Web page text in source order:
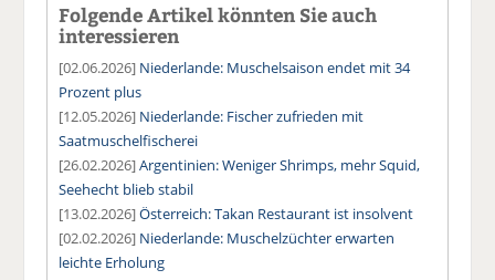
Folgende Artikel könnten Sie auch
interessieren
[02.06.2026] Niederlande: Muschelsaison endet mit 34
Prozent plus
[12.05.2026] Niederlande: Fischer zufrieden mit
Saatmuschelfischerei
[26.02.2026]Argentinien: Weniger Shrimps, mehr Squid,
Seehecht blieb stabil
[13.02.2026]Österreich: Takan Restaurant ist insolvent
[02.02.2026] Niederlande: Muschelzüchter erwarten
leichte Erholung